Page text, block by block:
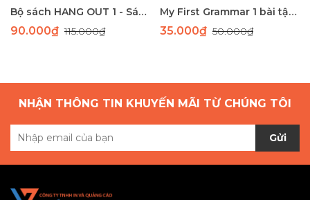
Bộ sách HANG OUT 1 - Sách học tiếng Anh giao tiếp dành cho học sinh tiểu học
90.000₫115.000₫
My First Grammar 1 bài tập 2nd Edition
35.000₫ 50.000₫
NHẬN THÔNG TIN KHUYẾN MÃI TỪ CHÚNG TÔI
Gửi